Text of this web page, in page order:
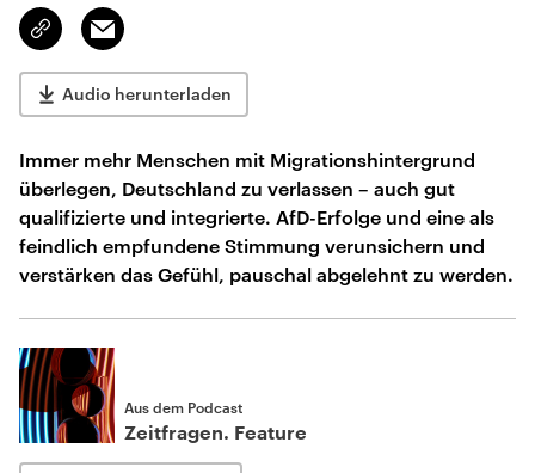
Link
kopieren/teilen
Email
Audio herunterladen
Immer mehr Menschen mit Migrationshintergrund
überlegen, Deutschland zu verlassen – auch gut
qualifizierte und integrierte. AfD-Erfolge und eine als
feindlich empfundene Stimmung verunsichern und
verstärken das Gefühl, pauschal abgelehnt zu werden.
Aus dem Podcast
Zeitfragen. Feature